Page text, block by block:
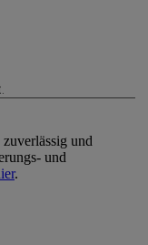
und
und
.